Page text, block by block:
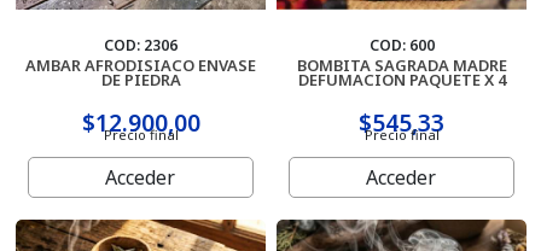
COD: 2306
AMBAR AFRODISIACO ENVASE
DE PIEDRA
$12.900,00
Precio final
Acceder
COD: 600
BOMBITA SAGRADA MADRE
DEFUMACION PAQUETE X 4
$545,33
Precio final
Acceder
Cascadas De Humo
Cosmetica Del Automotor